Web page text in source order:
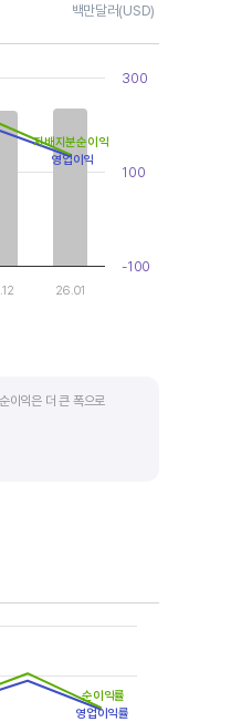
백만달러(USD)
26.01
-100
100
300
영업이익
지배지분순이익
이익은 더 큰 폭으로
을 기억해야 합니다.
영업이익률
순이익률